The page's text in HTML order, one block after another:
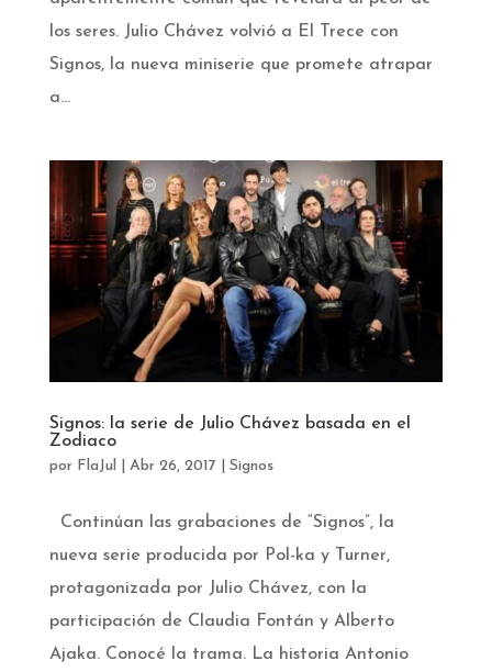
los seres. Julio Chávez volvió a El Trece con
Signos, la nueva miniserie que promete atrapar
a...
Signos: la serie de Julio Chávez basada en el
Zodiaco
por FlaJul Abr 26, 2017 Signos
Continúan las grabaciones de “Signos”, la
nueva serie producida por Pol-ka y Turner,
protagonizada por Julio Chávez, con la
participación de Claudia Fontán y Alberto
Ajaka. Conocé la trama. La historia Antonio